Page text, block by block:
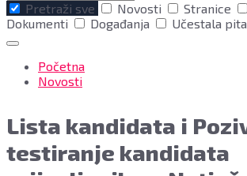
Pretraži sve
Novosti Stranice
Dokumenti
Događanja Učestala
Početna
Novosti
Lista kandidata i
testiranje kandidata